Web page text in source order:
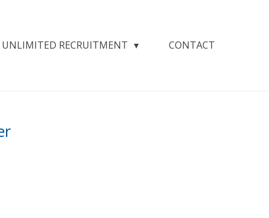
UNLIMITED RECRUITMENT CONTACT